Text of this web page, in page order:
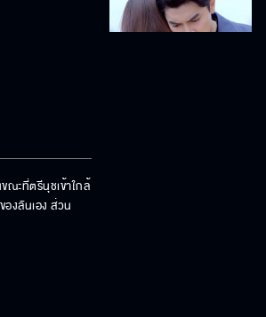
ะที่ตรีนุชเข้าใกล้
งลันเอง ส่วน